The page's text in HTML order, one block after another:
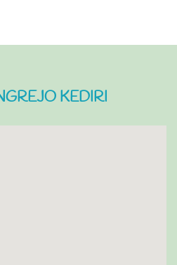
KEDIRI